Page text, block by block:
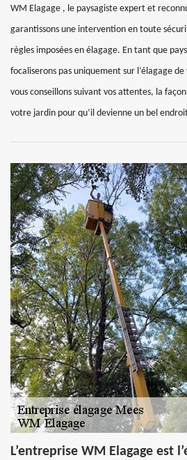
WM Elagage , le paysagiste expert et
garantissons une intervention en toute
règles imposées en élagage. En tant que
focaliserons pas uniquement sur l’élagage de
vous conseillons suivant vos attentes, la
votre jardin pour qu’il devienne un bel
L’entreprise WM Elagage est